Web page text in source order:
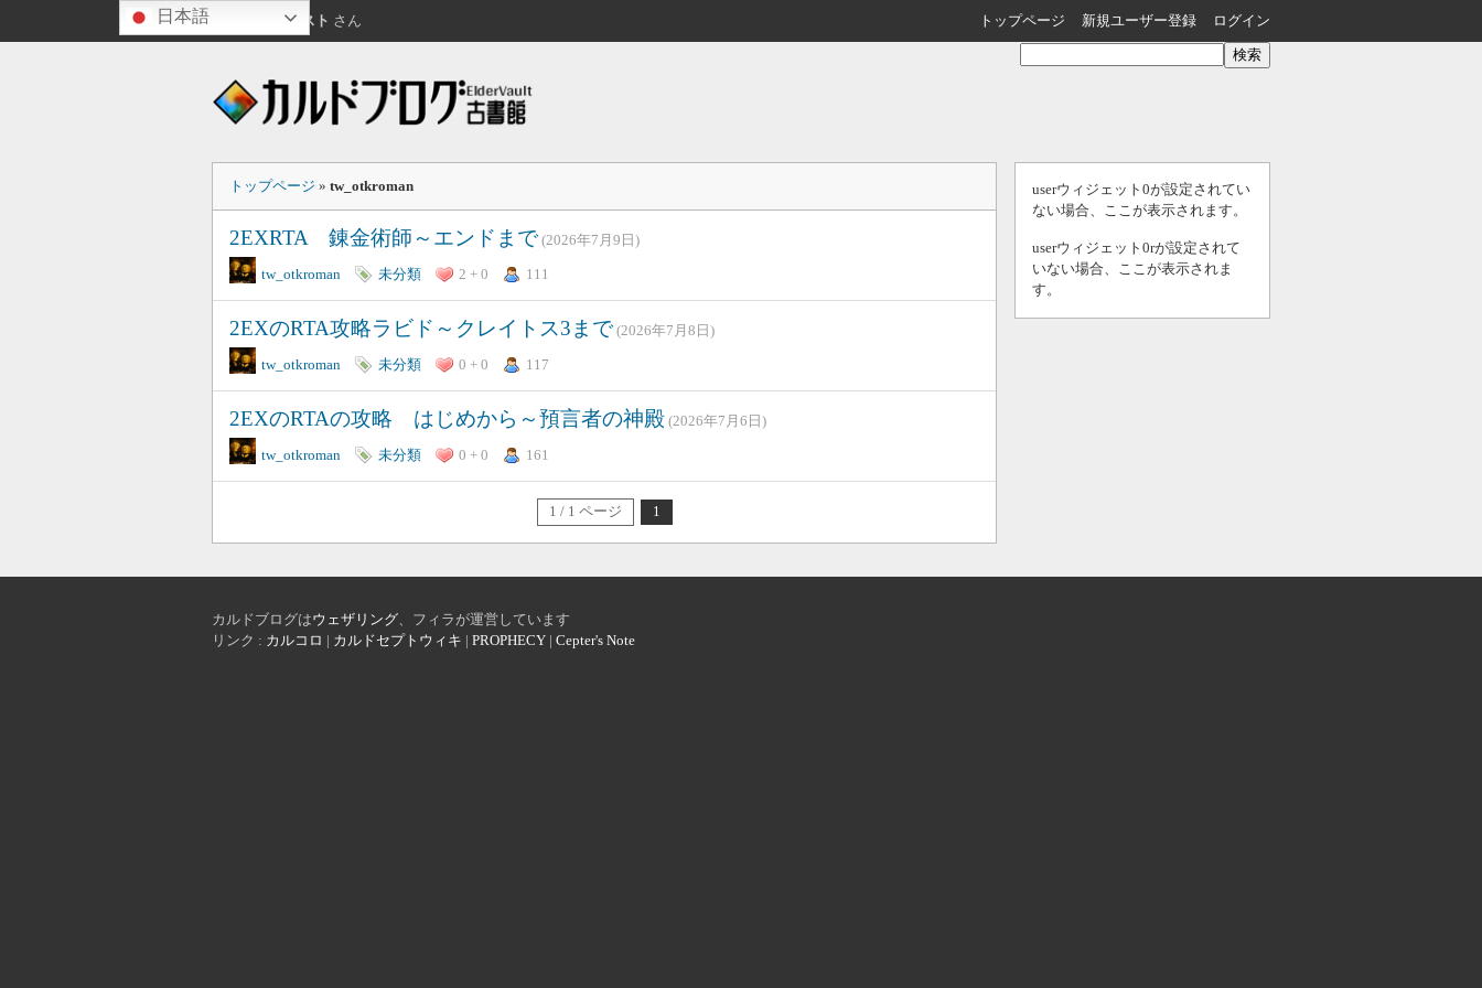
ゲスト さん トップページ 新規ユーザー登録 ログイン
トップページ » tw_otkroman
2EXRTA 錬金術師～エンドまで (2026年7月9日)
tw_otkroman 未分類 2 + 0 111
2EXのRTA攻略ラビド～クレイトス3まで (2026年7月8日)
tw_otkroman 未分類 0 + 0 117
2EXのRTAの攻略 はじめから～預言者の神殿 (2026年7月6日)
tw_otkroman 未分類 0 + 0 161
1 / 1 ページ 1
userウィジェット0が設定されてい
ない場合、ここが表示されます。
userウィジェット0rが設定されて
いない場合、ここが表示されま
す。
カルドブログはウェザリング、フィラが運営しています
リンク : カルコロ カルドセプトウィキ PROPHECY Cepter's Note
日本語